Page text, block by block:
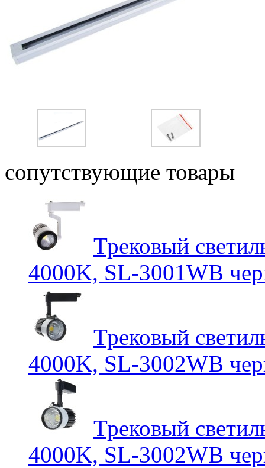
сопутствующие товары
Трековый
4000K, SL-3001WB
Трековый
4000K, SL-3002WB
Трековый
4000K, SL-3002WB